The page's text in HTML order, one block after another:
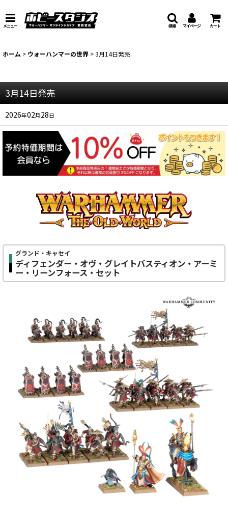
メニュー マイページ カート
検索
ホーム > ウォーハンマーの世界 >3月14日発売
3月14日発売
2026年02月28日
グランド・キャセイ
ディフェンダー・オヴ・グレイトバスティオン・アーミ
ー・リーンフォース・セット